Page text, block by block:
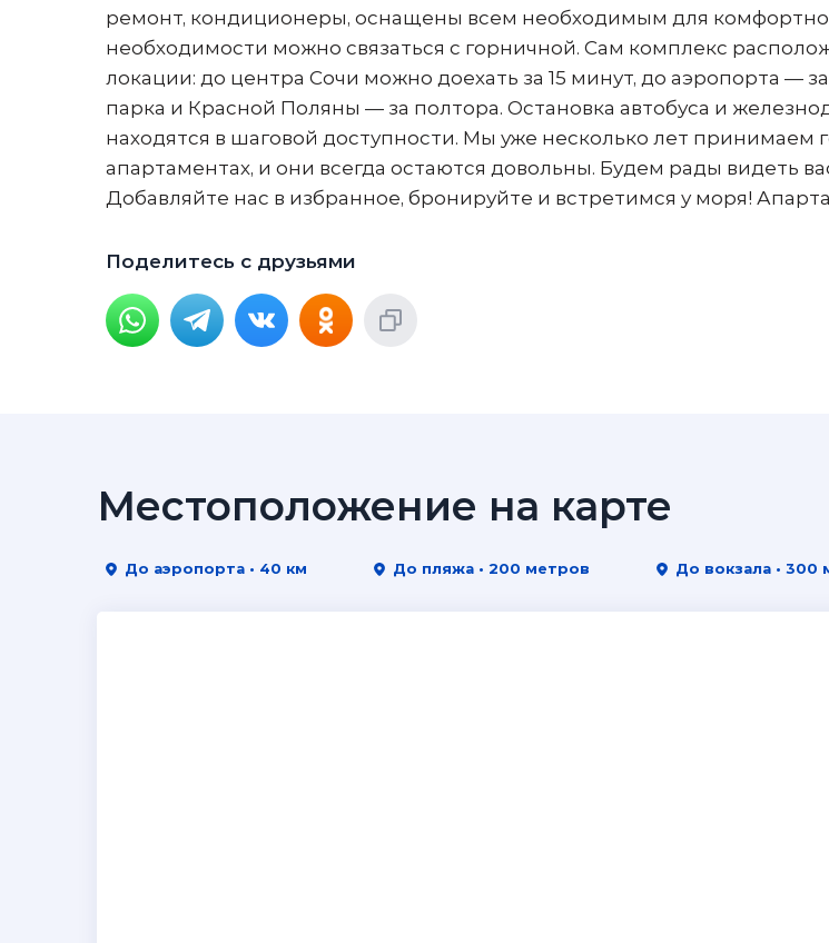
ремонт, кондиционеры, оснащены всем необходимым для
необходимости можно связаться с горничной. Сам комплекс
локации: до центра Сочи можно доехать за 15 минут, до аэропорта —
парка и Красной Поляны — за полтора. Остановка автобуса и
находятся в шаговой доступности. Мы уже несколько лет принимаем
апартаментах, и они всегда остаются довольны. Будем рады видеть
Добавляйте нас в избранное, бронируйте и встретимся у моря!
Поделитесь с друзьями
Местоположение на карте
До аэропорта • 40 км До пляжа • 200 метров До вокзала • 300